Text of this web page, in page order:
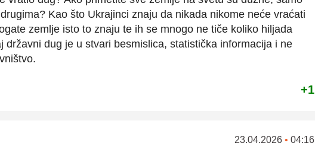
Kao što Ukrajinci znaju da nikada nikome neće vraćati
zemlje isto to znaju te ih se mnogo ne tiče koliko hiljada
državni dug je u stvari besmislica, statistička informacija i ne
+1
23.04.2026 • 04:16